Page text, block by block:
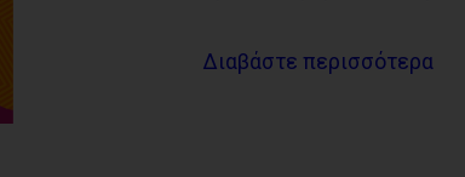
Διαβάστε περισσότερα